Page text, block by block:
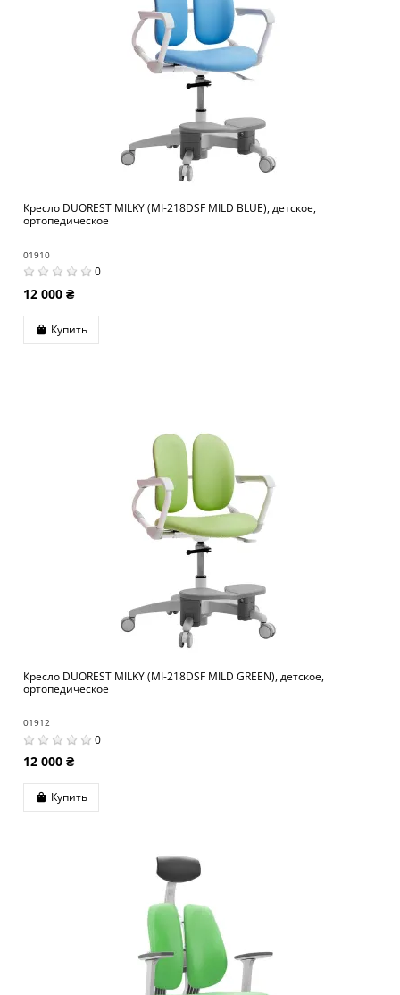
Кресло DUOREST MILKY (MI-218DSF MILD BLUE), детское,
ортопедическое
01910
0
12 000 ₴
Купить
Кресло DUOREST MILKY (MI-218DSF MILD GREEN), детское,
ортопедическое
01912
0
12 000 ₴
Купить